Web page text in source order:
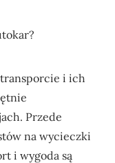
i ich
Przede
na wycieczki
i wygoda są